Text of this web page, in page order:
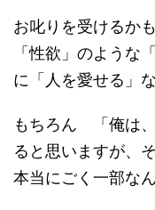
お叱りを受けるか
「性欲」のような
に「人を愛せる」
もちろん 「俺は
ると思いますが、
本当にごく一部なん